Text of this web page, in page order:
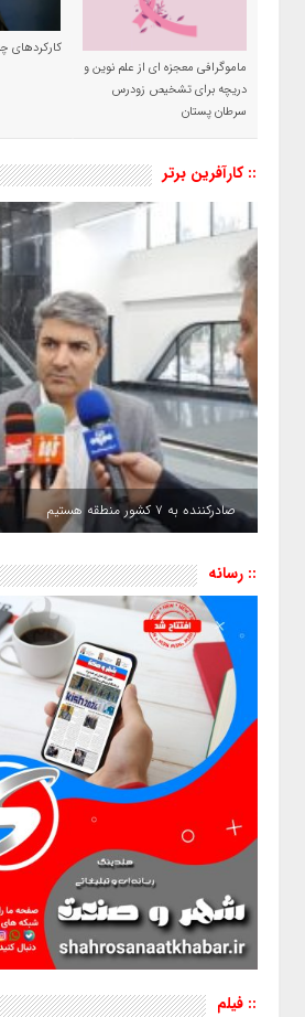
ماموگرافی معجزه ای از علم نوین و
دریچه برای تشخیص زودرس
سرطان پستان
کارکردهای
:: کارآفرین برتر
صادرکننده به ۷ کشور منطقه هستیم
:: رسانه
:: فیلم